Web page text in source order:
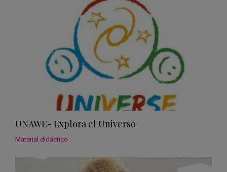
UNAWE- Explora el Universo
Material didáctico